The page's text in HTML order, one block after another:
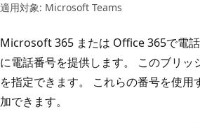
適用対象: Microsoft Teams
Microsoft 365 または Office 365で電
に電話番号を提供します。 このブリ
を指定できます。 これらの番号を使
加できます。